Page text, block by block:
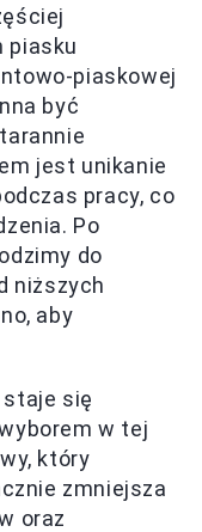
piasku
piaskowej
być
jest unikanie
pracy, co
Po
do
niższych
aby
staje się
w tej
który
zmniejsza
oraz